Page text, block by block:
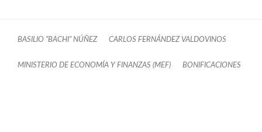
BASILIO “BACHI” NÚÑEZ CARLOS FERNÁNDEZ VALDOVINOS
MINISTERIO DE ECONOMÍA Y FINANZAS (MEF) BONIFICACIONES